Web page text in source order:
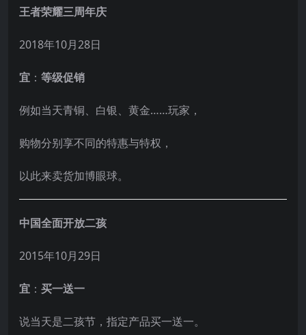
王者荣耀三周年庆
2018年10月28日
宜 ： 等级促销
例如当天青铜、白银、黄金……玩家，
购物分别享不同的特惠与特权，
以此来卖货加博眼球。
中国全面开放二孩
2015年10月29日
宜 ： 买一送一
说当天是二孩节，指定产品买一送一。